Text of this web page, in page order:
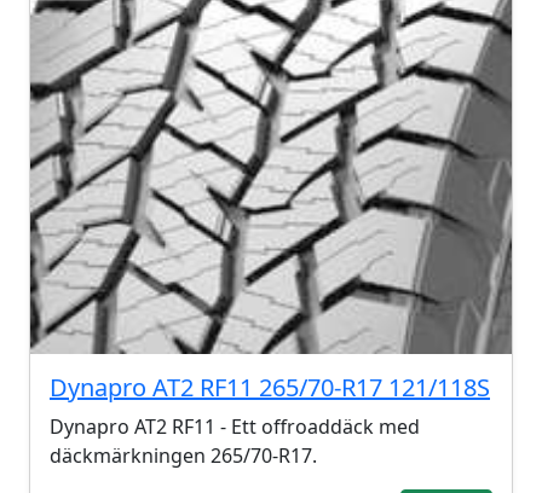
Dynapro AT2 RF11 265/70-R17 121/118S
Dynapro AT2 RF11 - Ett offroaddäck med
däckmärkningen 265/70-R17.